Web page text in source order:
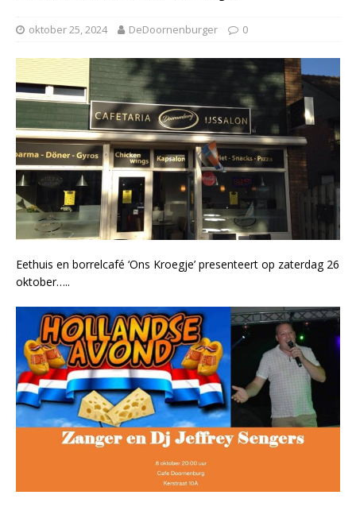
oktober 25, 2024 DeDoornenburger 0
Eethuis en borrelcafé ‘Ons Kroegje’ presenteert op zaterdag 26
oktober…..